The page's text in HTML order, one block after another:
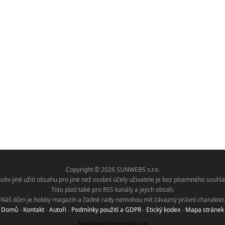
Copyright © 2026 SUNWEBS s.r.o.
jiné užití obsahu pro jiné než osobní účely uživatele je bez písemného
Toto platí také pro RSS kanály a jejich obsah.
Náš dům je hobby magazín a žádné rady nemohou mít závazný právní charakter.
Domů- Kontakt-Autoři - Podmínky použití a GDPR- Etický kodex- Mapa stránek